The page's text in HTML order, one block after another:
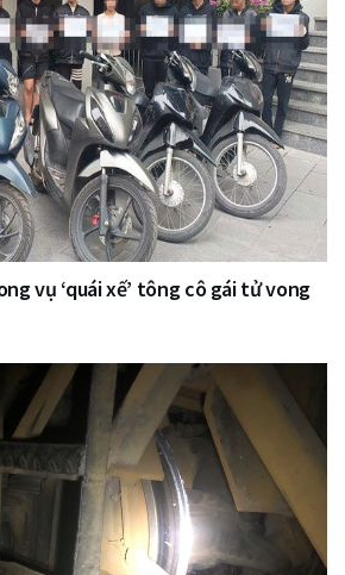
vụ ‘quái xế’ tông cô gái tử vong